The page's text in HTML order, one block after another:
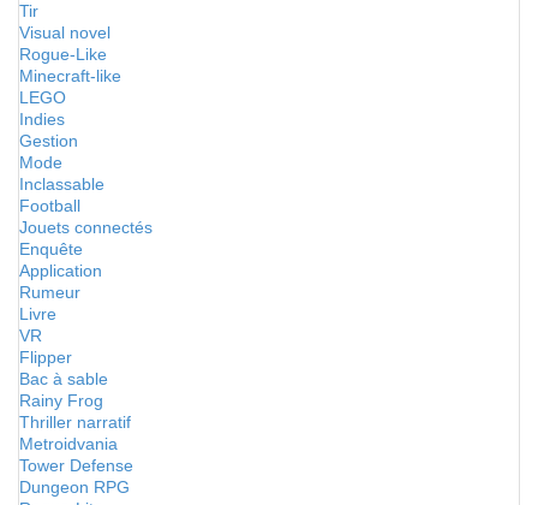
Tir
Visual novel
Rogue-Like
Minecraft-like
LEGO
Indies
Gestion
Mode
Inclassable
Football
Jouets connectés
Enquête
Application
Rumeur
Livre
VR
Flipper
Bac à sable
Rainy Frog
Thriller narratif
Metroidvania
Tower Defense
Dungeon RPG